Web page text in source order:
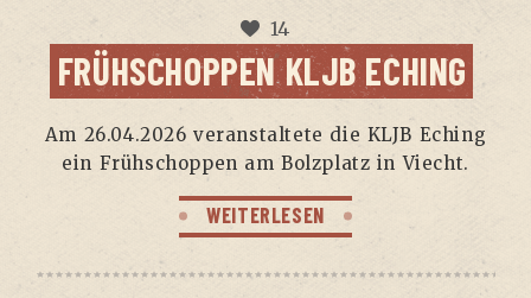
14
FRÜH­SCHOP­PEN KLJB ECHING
Am 26.04.2026 ver­an­stal­te­te die KLJB Eching
ein Früh­schop­pen am Bolz­platz in Viecht.
WEITERLESEN